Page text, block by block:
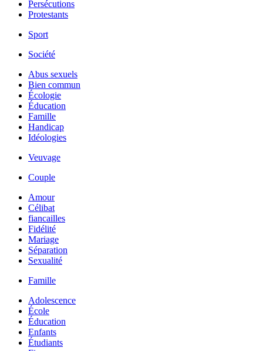
Persécutions
Protestants
Sport
Société
Abus sexuels
Bien commun
Écologie
Éducation
Famille
Handicap
Idéologies
Veuvage
Couple
Amour
Célibat
fiancailles
Fidélité
Mariage
Séparation
Sexualité
Famille
Adolescence
École
Éducation
Enfants
Étudiants